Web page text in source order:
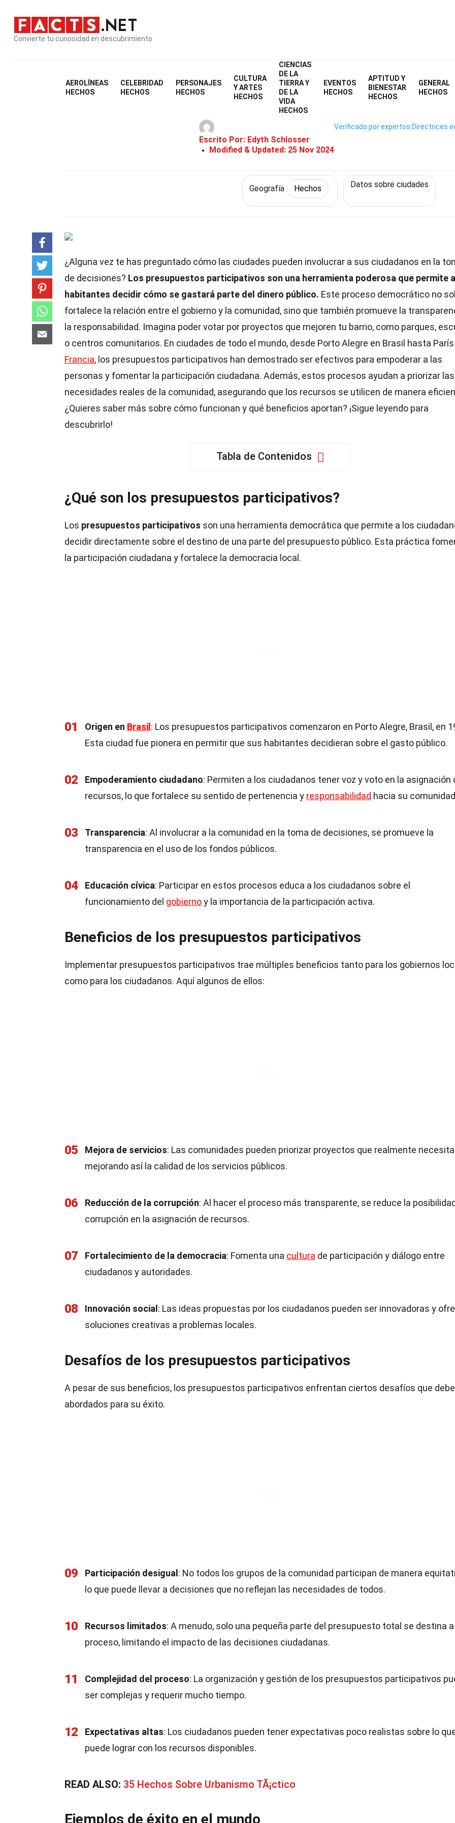
Convierte tu curiosidad en descubrimiento
AEROLÍNEAS
HECHOS
CELEBRIDAD
HECHOS
PERSONAJES
HECHOS
CULTURA
Y ARTES
HECHOS
CIENCIAS
DE LA
TIERRA Y
DE LA
VIDA
HECHOS
EVENTOS
HECHOS
APTITUD Y
BIENESTAR
HECHOS
GENERAL
HECHOS
Home Ciencia
33 Hechos Sobre Presupuestos
Escrito Por: Edyth Schlosser
Modified & Updated: 25 Nov 2024
Verificado por expertos Directrices
Geografía Hechos Datos sobre ciudades
¿Alguna vez te has preguntado cómo las ciudades pueden involucrar a sus ciudadanos en la
de decisiones? Los presupuestos participativos son una herramienta poderosa que permite
habitantes decidir cómo se gastará parte del dinero público. Este proceso democrático no
fortalece la relación entre el gobierno y la comunidad, sino que también promueve la
la responsabilidad. Imagina poder votar por proyectos que mejoren tu barrio, como parques,
o centros comunitarios. En ciudades de todo el mundo, desde Porto Alegre en Brasil hasta París
Francia, los presupuestos participativos han demostrado ser efectivos para empoderar a las
personas y fomentar la participación ciudadana. Además, estos procesos ayudan a priorizar las
necesidades reales de la comunidad, asegurando que los recursos se utilicen de manera
¿Quieres saber más sobre cómo funcionan y qué beneficios aportan? ¡Sigue leyendo para
descubrirlo!
Tabla de Contenidos
¿Qué son los presupuestos participativos?
Los presupuestos participativos son una herramienta democrática que permite a los
decidir directamente sobre el destino de una parte del presupuesto público. Esta práctica
la participación ciudadana y fortalece la democracia local.
01 Origen en Brasil : Los presupuestos participativos comenzaron en Porto Alegre, Brasil, en
Esta ciudad fue pionera en permitir que sus habitantes decidieran sobre el gasto público.
02 Empoderamiento ciudadano: Permiten a los ciudadanos tener voz y voto en la asignación
recursos, lo que fortalece su sentido de pertenencia y responsabilidad hacia su
03 Transparencia: Al involucrar a la comunidad en la toma de decisiones, se promueve la
transparencia en el uso de los fondos públicos.
04 Educación cívica: Participar en estos procesos educa a los ciudadanos sobre el
funcionamiento del gobiernoy la importancia de la participación activa.
Beneficios de los presupuestos participativos
Implementar presupuestos participativos trae múltiples beneficios tanto para los gobiernos
como para los ciudadanos. Aquí algunos de ellos:
05 Mejora de servicios: Las comunidades pueden priorizar proyectos que realmente
mejorando así la calidad de los servicios públicos.
06 Reducción de la corrupción: Al hacer el proceso más transparente, se reduce la
corrupción en la asignación de recursos.
07 Fortalecimiento de la democracia: Fomenta una cultura de participación y diálogo entre
ciudadanos y autoridades.
08 Innovación social : Las ideas propuestas por los ciudadanos pueden ser innovadoras y
soluciones creativas a problemas locales.
Desafíos de los presupuestos participativos
A pesar de sus beneficios, los presupuestos participativos enfrentan ciertos desafíos que
abordados para su éxito.
09 Participación desigual : No todos los grupos de la comunidad participan de manera
lo que puede llevar a decisiones que no reflejan las necesidades de todos.
10 Recursos limitados: A menudo, solo una pequeña parte del presupuesto total se destina
proceso, limitando el impacto de las decisiones ciudadanas.
11 Complejidad del proceso: La organización y gestión de los presupuestos participativos
ser complejas y requerir mucho tiempo.
12 Expectativas altas: Los ciudadanos pueden tener expectativas poco realistas sobre lo
puede lograr con los recursos disponibles.
READ ALSO: 35 Hechos Sobre Urbanismo TÃ¡ctico
Ejemplos de éxito en el mundo